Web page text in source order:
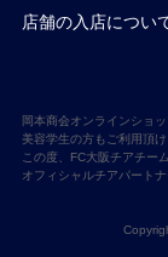
店舗の入店につい
岡本商会オンラインショ
美容学生の方もご利用頂け
この度、FC大阪チアチー
オフィシャルチアパート